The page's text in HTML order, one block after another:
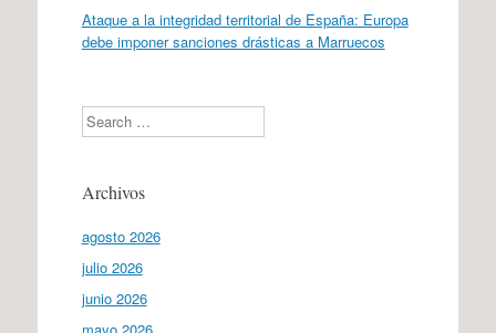
Ataque a la integridad territorial de España: Europa
debe imponer sanciones drásticas a Marruecos
Search
Archivos
agosto 2026
julio 2026
junio 2026
mayo 2026